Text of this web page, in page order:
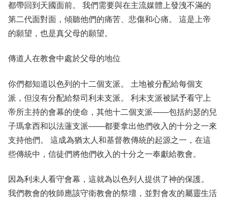
都帶回到天國面前。 我們需要與在主流媒體上發洩不滿的
第二代面對面，傾聽他們的痛苦、悲傷和心痛。 這是上帝
的願望，也是真父母的願望。
傳道人在教會中處於父母的地位
你們都知道以色列的十二個支派。 土地被分配給每個支
派，但沒有分配給祭司利未支派。 利未支派被賦予看守上
帝所主持的會幕的使命，其他十二個支派——包括約瑟的兒
子瑪拿西和以法蓮支派——都要拿出他們收入的十分之一來
支持他們。 這成為猶太人和基督教傳統的起源之一，在這
些傳統中，信徒們將他們收入的十分之一奉獻給教會。
因為利未人看守會幕，這就為以色列人提供了神的保護。
我們教會的牧師應該守衛教會的祭壇，並對會友的屬靈生活